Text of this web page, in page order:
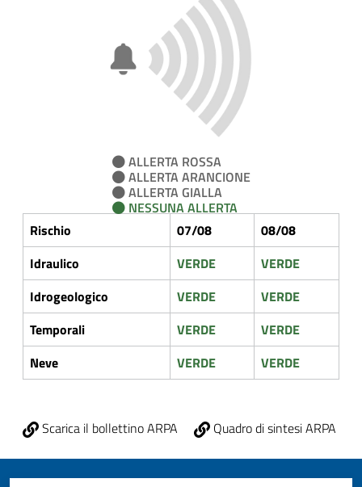
ALLERTA ROSSA
ALLERTA ARANCIONE
ALLERTA GIALLA
NESSUNA ALLERTA
Rischio
07/08
08/08
Idraulico
VERDE
VERDE
Idrogeologico
VERDE
VERDE
Temporali
VERDE
VERDE
Neve
VERDE VERDE
Scarica il bollettino ARPA Quadro di sintesi ARPA